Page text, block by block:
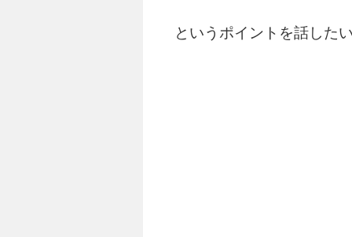
というポイントを話した